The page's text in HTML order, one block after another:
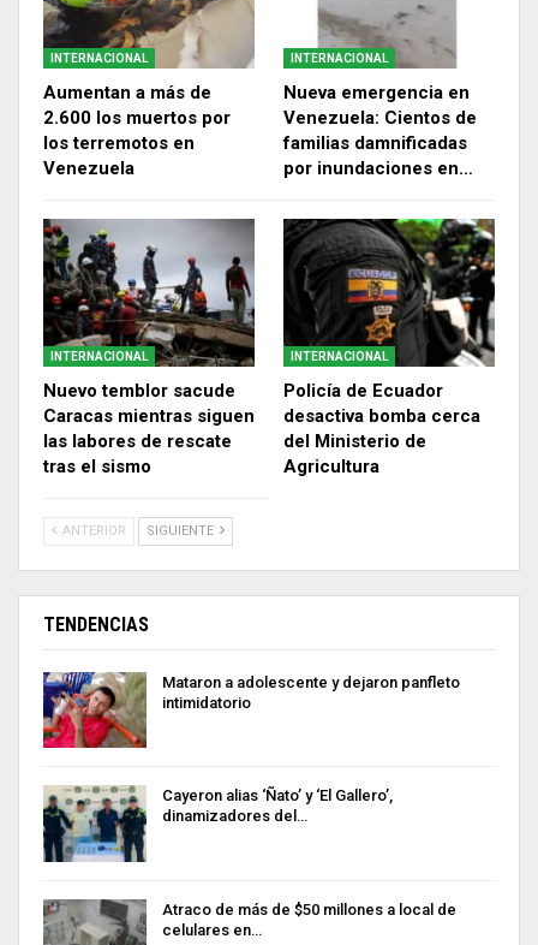
INTERNACIONAL
Aumentan a más de
2.600 los muertos por
los terremotos en
Venezuela
INTERNACIONAL
Nueva emergencia en
Venezuela: Cientos de
familias damnificadas
por inundaciones en…
INTERNACIONAL
Nuevo temblor sacude
Caracas mientras siguen
las labores de rescate
tras el sismo
INTERNACIONAL
Policía de Ecuador
desactiva bomba cerca
del Ministerio de
Agricultura
ANTERIOR SIGUIENTE
TENDENCIAS
Mataron a adolescente y dejaron panfleto
intimidatorio
Cayeron alias ‘Ñato’ y ‘El Gallero’,
dinamizadores del…
Atraco de más de $50 millones a local de
celulares en…